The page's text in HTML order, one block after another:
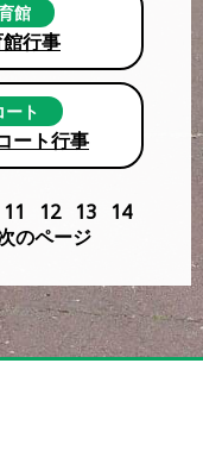
館
行事
ート
ート行事
11 12 13
14
のページ